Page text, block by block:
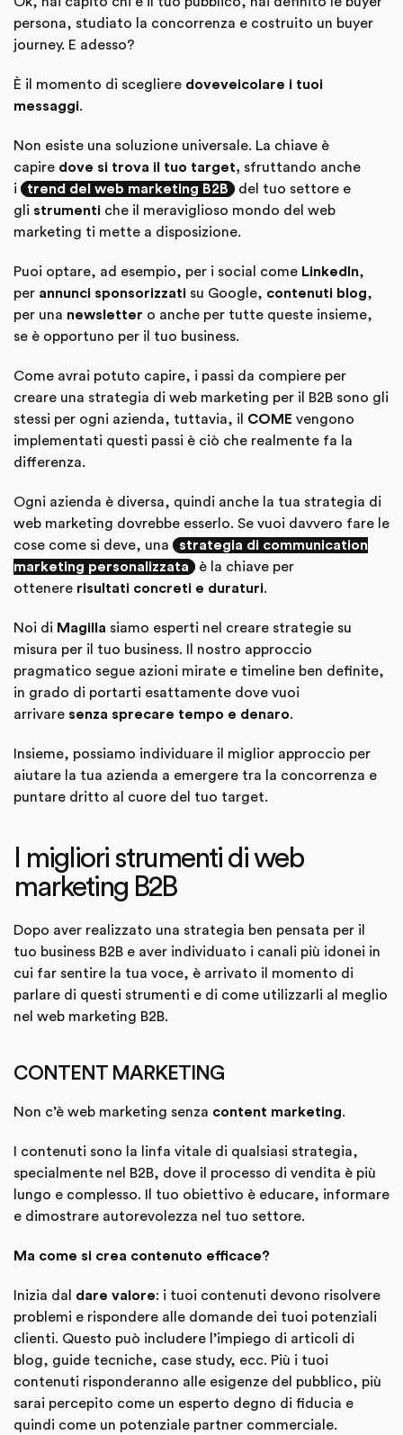
persona, studiato la concorrenza e costruito un buyer
journey. E adesso?
È il momento di scegliere doveveicolare i tuoi
messaggi.
Non esiste una soluzione universale. La chiave è
capire dove si trova il tuo target, sfruttando anche
i
trend del web marketing B2B
del tuo settore e
gli strumenti che il meraviglioso mondo del web
marketing ti mette a disposizione.
Puoi optare, ad esempio, per i social come LinkedIn,
per annunci sponsorizzati su Google, contenuti blog,
per una newsletter o anche per tutte queste insieme,
se è opportuno per il tuo business.
Come avrai potuto capire, i passi da compiere per
creare una strategia di web marketing per il B2B sono gli
stessi per ogni azienda, tuttavia, il
COME vengono
implementati questi passi è ciò che realmente fa la
differenza.
Ogni azienda è diversa, quindi anche la tua strategia di
web marketing dovrebbe esserlo. Se vuoi davvero fare le
cose come si deve, una
strategia di communication
marketing personalizzata
è la chiave per
ottenere risultati concreti e duraturi.
Noi di Magilla siamo esperti nel creare strategie su
misura per il tuo business. Il nostro approccio
pragmatico segue azioni mirate e timeline ben definite,
in grado di portarti esattamente dove vuoi
arrivare senza sprecare tempo e denaro.
Insieme, possiamo individuare il miglior approccio per
aiutare la tua azienda a emergere tra la concorrenza e
puntare dritto al cuore del tuo target.
I migliori strumenti di web
marketing B2B
Dopo aver realizzato una strategia ben pensata per il
tuo business B2B e aver individuato i canali più idonei in
cui far sentire la tua voce, è arrivato il momento di
parlare di questi strumenti e di come utilizzarli al meglio
nel web marketing B2B.
CONTENT MARKETING
Non c’è web marketing senza content marketing.
I contenuti sono la linfa vitale di qualsiasi strategia,
specialmente nel B2B, dove il processo di vendita è più
lungo e complesso. Il tuo obiettivo è educare, informare
e dimostrare autorevolezza nel tuo settore.
Ma come si crea contenuto efficace?
Inizia dal dare valore: i tuoi contenuti devono risolvere
problemi e rispondere alle domande dei tuoi potenziali
clienti. Questo può includere l’impiego di articoli di
blog, guide tecniche, case study, ecc. Più i tuoi
contenuti risponderanno alle esigenze del pubblico, più
sarai percepito come un esperto degno di fiducia e
quindi come un potenziale partner commerciale.